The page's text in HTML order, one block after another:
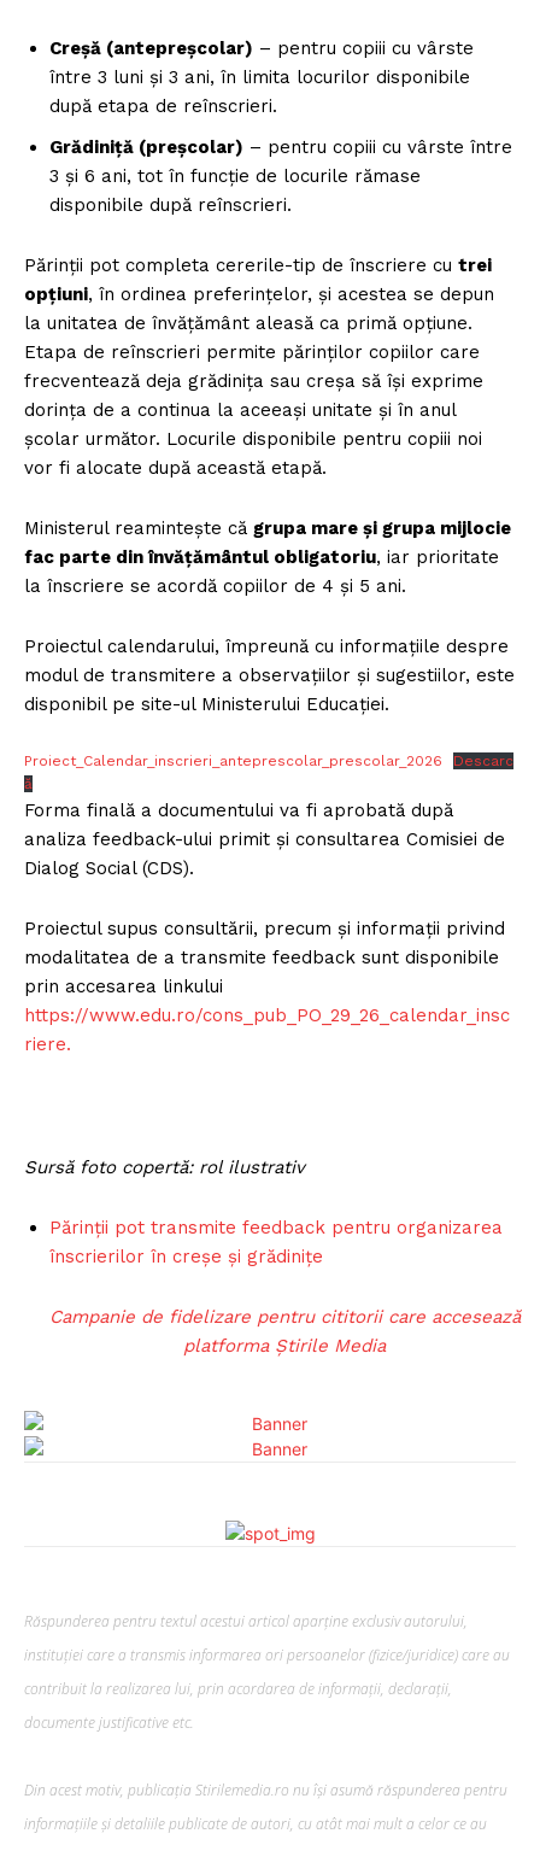
Creșă (antepreșcolar) – pentru copiii cu vârste
între 3 luni și 3 ani, în limita locurilor disponibile
după etapa de reînscrieri.
Grădiniță (preșcolar) – pentru copiii cu vârste între
3 și 6 ani, tot în funcție de locurile rămase
disponibile după reînscrieri.
Părinții pot completa cererile-tip de înscriere cu trei
opțiuni, în ordinea preferințelor, și acestea se depun
la unitatea de învățământ aleasă ca primă opțiune.
Etapa de reînscrieri permite părinților copiilor care
frecventează deja grădinița sau creșa să își exprime
dorința de a continua la aceeași unitate și în anul
școlar următor. Locurile disponibile pentru copiii noi
vor fi alocate după această etapă.
Ministerul reamintește că grupa mare și grupa mijlocie
fac parte din învățământul obligatoriu, iar prioritate
la înscriere se acordă copiilor de 4 și 5 ani.
Proiectul calendarului, împreună cu informațiile despre
modul de transmitere a observațiilor și sugestiilor, este
disponibil pe site-ul Ministerului Educației.
Proiect_Calendar_inscrieri_anteprescolar_prescolar_2026
Descarc
ă
Forma finală a documentului va fi aprobată după
analiza feedback-ului primit și consultarea Comisiei de
Dialog Social (CDS).
Proiectul supus consultării, precum și informații privind
modalitatea de a transmite feedback sunt disponibile
prin accesarea linkului
https://www.edu.ro/cons_pub_PO_29_26_calendar_insc
riere.
Sursă foto copertă: rol ilustrativ
Părinții pot transmite feedback pentru organizarea
înscrierilor în creșe și grădinițe
Campanie de fidelizare pentru cititorii care accesează
platforma Știrile Media
Răspunderea pentru textul acestui articol aparține exclusiv autorului,
instituției care a transmis informarea ori persoanelor (fizice/juridice) care au
contribuit la realizarea lui, prin acordarea de informații, declarații,
documente justificative etc.
Din acest motiv, publicația Stirilemedia.ro nu își asumă răspunderea pentru
informațiile și detaliile publicate de autori, cu atât mai mult a celor ce au